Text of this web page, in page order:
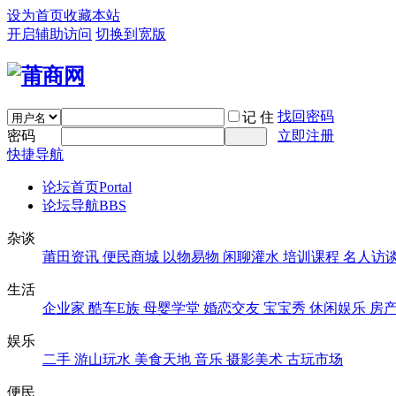
设为首页收藏本站
开启辅助访问 切换到宽版
记 住 找回密码
密码
立即注册
快捷导航
论坛首页Portal
论坛导航BBS
杂谈
莆田资讯 便民商城 以物易物 闲聊灌水 培训课程 名人访
生活
企业家 酷车E族 母婴学堂 婚恋交友 宝宝秀 休闲娱乐 房
娱乐
二手 游山玩水 美食天地 音乐 摄影美术 古玩市场
便民